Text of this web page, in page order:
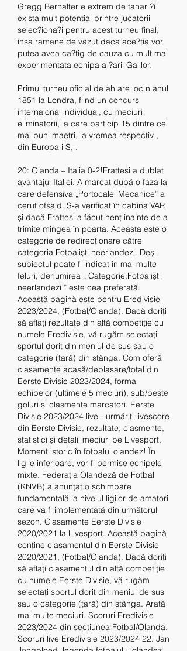
Gregg Berhalter e extrem de tanar ?i
exista mult potential printre jucatorii
selec?iona?i pentru acest turneu final,
insa ramane de vazut daca ace?tia vor
putea avea ca?tig de cauza cu mult mai
experimentata echipa a ?arii Galilor.
Primul turneu oficial de ah are loc n anul
1851 la Londra, fiind un concurs
internaional individual, cu meciuri
eliminatorii, la care particip 15 dintre cei
mai buni maetri, la vremea respectiv ,
din Europa i S, .
20: Olanda – Italia 0-2!Frattesi a dublat
avantajul Italiei. A marcat după o fază la
care defensiva „Portocalei Mecanice” a
cerut ofsaid. S-a verificat în cabina VAR
şi dacă Frattesi a făcut henţ înainte de a
trimite mingea în poartă. Aceasta este o
categorie de redirecționare către
categoria Fotbaliști neerlandezi. Deși
subiectul poate fi indicat în mai multe
feluri, denumirea „ Categorie:Fotbaliști
neerlandezi ” este cea preferată.
Această pagină este pentru Eredivisie
2023/2024, (Fotbal/Olanda). Dacă doriți
să aflați rezultate din altă competiție cu
numele Eredivisie, vă rugăm selectați
sportul dorit din meniul de sus sau o
categorie (țară) din stânga. Com oferă
clasamente acasă/deplasare/total din
Eerste Divisie 2023/2024, forma
echipelor (ultimele 5 meciuri), sub/peste
goluri și clasmente marcatori. Eerste
Divisie 2023/2024 live - urmăriți livescore
din Eerste Divisie, rezultate, clasmente,
statistici și detalii meciuri pe Livesport.
Moment istoric în fotbalul olandez! În
ligile inferioare, vor fi permise echipele
mixte. Federația Olandeză de Fotbal
(KNVB) a anunțat o schimbare
fundamentală la nivelul ligilor de amatori
care va fi implementată din următorul
sezon. Clasamente Eerste Divisie
2020/2021 la Livesport. Această pagină
conține clasamentul din Eerste Divisie
2020/2021, (Fotbal/Olanda). Dacă doriți
să aflați clasamentul din altă competiție
cu numele Eerste Divisie, vă rugăm
selectați sportul dorit din meniul de sus
sau o categorie (țară) din stânga. Arată
mai multe meciuri. Scoruri Eredivisie
2023/2024 din sectiunea Fotbal/Olanda.
Scoruri live Eredivisie 2023/2024 22. Jan